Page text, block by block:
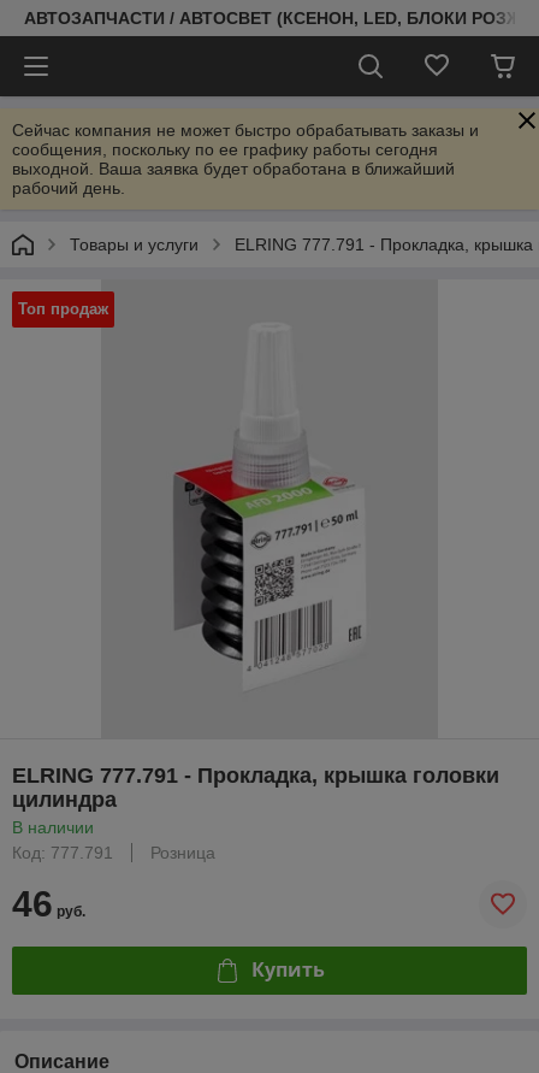
АВТОЗАПЧАСТИ / АВТОСВЕТ (КСЕНОН, LED, БЛОКИ
Сейчас компания не может быстро обрабатывать заказы и
сообщения, поскольку по ее графику работы сегодня
выходной. Ваша заявка будет обработана в ближайший
рабочий день.
Товары и услуги ELRING 777.791 - Прокладка, крышка
Топ продаж
ELRING 777.791 - Прокладка, крышка головки
цилиндра
В наличии
Код: 777.791
Розница
46 руб.
Купить
Описание